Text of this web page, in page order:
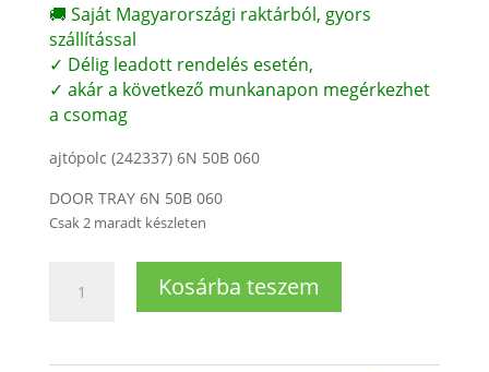
🚚 Saját Magyarországi raktárból, gyors
szállítással
✓ Délig leadott rendelés esetén,
✓ akár a következő munkanapon megérkezhet
a csomag
ajtópolc (242337) 6N 50B 060
DOOR TRAY 6N 50B 060
Csak 2 maradt készleten
Kosárba teszem